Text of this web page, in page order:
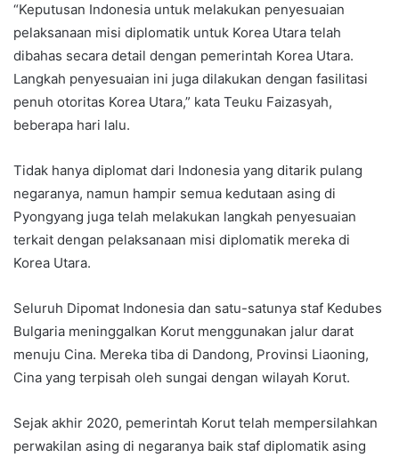
“Keputusan Indonesia untuk melakukan penyesuaian
pelaksanaan misi diplomatik untuk Korea Utara telah
dibahas secara detail dengan pemerintah Korea Utara.
Langkah penyesuaian ini juga dilakukan dengan fasilitasi
penuh otoritas Korea Utara,” kata Teuku Faizasyah,
beberapa hari lalu.
Tidak hanya diplomat dari Indonesia yang ditarik pulang
negaranya, namun hampir semua kedutaan asing di
Pyongyang juga telah melakukan langkah penyesuaian
terkait dengan pelaksanaan misi diplomatik mereka di
Korea Utara.
Seluruh Dipomat Indonesia dan satu-satunya staf Kedubes
Bulgaria meninggalkan Korut menggunakan jalur darat
menuju Cina. Mereka tiba di Dandong, Provinsi Liaoning,
Cina yang terpisah oleh sungai dengan wilayah Korut.
Sejak akhir 2020, pemerintah Korut telah mempersilahkan
perwakilan asing di negaranya baik staf diplomatik asing